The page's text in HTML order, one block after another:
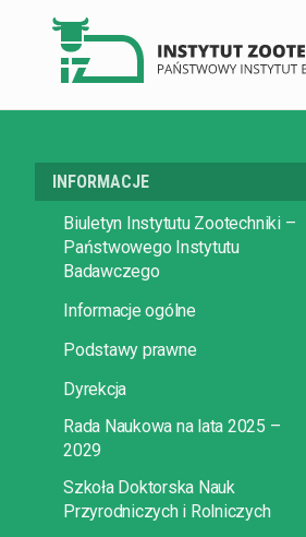
INFORMACJE
Biuletyn Instytutu Zootechniki –
Państwowego Instytutu
Badawczego
Informacje ogólne
Podstawy prawne
Dyrekcja
Rada Naukowa na lata 2025 –
2029
Szkoła Doktorska Nauk
Przyrodniczych i Rolniczych